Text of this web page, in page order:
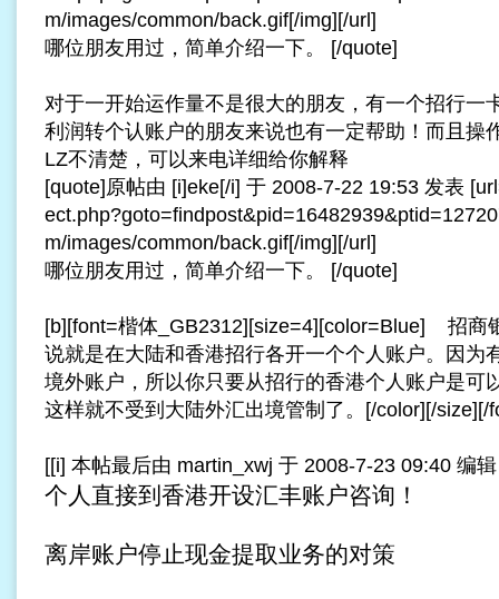
m/images/common/back.gif[/img][/url]
哪位朋友用过，简单介绍一下。 [/quote]
对于一开始运作量不是很大的朋友，有一个招行一
利润转个认账户的朋友来说也有一定帮助！而且操
LZ不清楚，可以来电详细给你解释
[quote]原帖由 [i]eke[/i] 于 2008-7-22 19:53 发表
m/images/common/back.gif[/img][/url]
哪位朋友用过，简单介绍一下。 [/quote]
[b][font=楷体_GB2312][size=4][color=Blue] 招商
说就是在大陆和香港招行各开一个个人账户。因为
境外账户，所以你只要从招行的香港个人账户是可
这样就不受到大陆外汇出境管制了。[/color][/size][/
[[i] 本帖最后由 martin_xwj 于 2008-7-23 09:40 编
个人直接到香港开设汇丰账户咨询！
离岸账户停止现金提取业务的对策